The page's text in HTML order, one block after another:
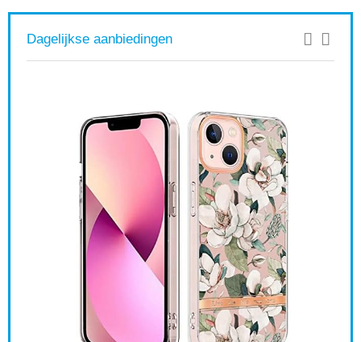
Dagelijkse aanbiedingen